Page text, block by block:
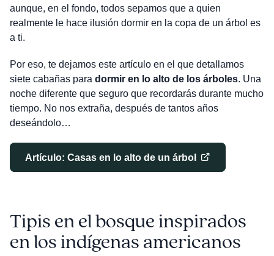
aunque, en el fondo, todos sepamos que a quien
realmente le hace ilusión dormir en la copa de un árbol es
a ti.
Por eso, te dejamos este artículo en el que detallamos
siete cabañas para dormir en lo alto de los árboles. Una
noche diferente que seguro que recordarás durante mucho
tiempo. No nos extraña, después de tantos años
deseándolo…
Artículo: Casas en lo alto de un árbol
Tipis en el bosque inspirados
en los indígenas americanos